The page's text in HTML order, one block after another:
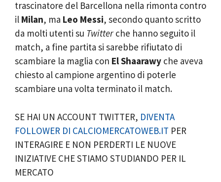
trascinatore del Barcellona nella rimonta contro
il Milan, ma Leo Messi, secondo quanto scritto
da molti utenti su Twitter che hanno seguito il
match, a fine partita si sarebbe rifiutato di
scambiare la maglia con El Shaarawy che aveva
chiesto al campione argentino di poterle
scambiare una volta terminato il match.
SE HAI UN ACCOUNT TWITTER, DIVENTA
FOLLOWER DI CALCIOMERCATOWEB.IT PER
INTERAGIRE E NON PERDERTI LE NUOVE
INIZIATIVE CHE STIAMO STUDIANDO PER IL
MERCATO